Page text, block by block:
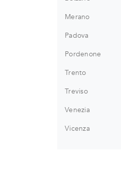
Merano
Padova
Pordenone
Trento
Treviso
Venezia
Vicenza